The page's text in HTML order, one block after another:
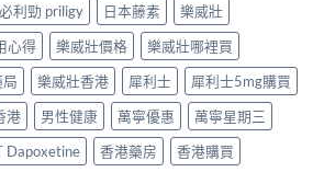
必利勁 priligy 日本藤素
樂威壯
心得 樂威壯價格
樂威壯哪裡買
樂威壯香港 犀利士
犀利士5mg購買
港 男性健康 萬寧優惠
萬寧星期三
Dapoxetine 香港藥房 香港購買